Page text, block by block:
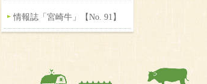
情報誌「宮崎牛」【No. 91】